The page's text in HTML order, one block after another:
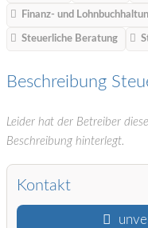
Finanz- und
Steuerliche Beratung
Beschreibung
Leider hat der Betreiber
Beschreibung hinterlegt.
Kontakt